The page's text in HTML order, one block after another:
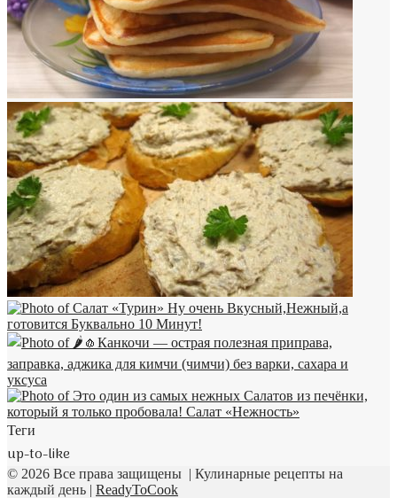
Теги
up-to-like
© 2026 Все права защищены | Кулинарные рецепты на
каждый день | ReadyToCook